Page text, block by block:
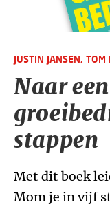
JUSTIN JANSEN, TOM
Naar
stappen
Met dit boek
Mom je in vijf